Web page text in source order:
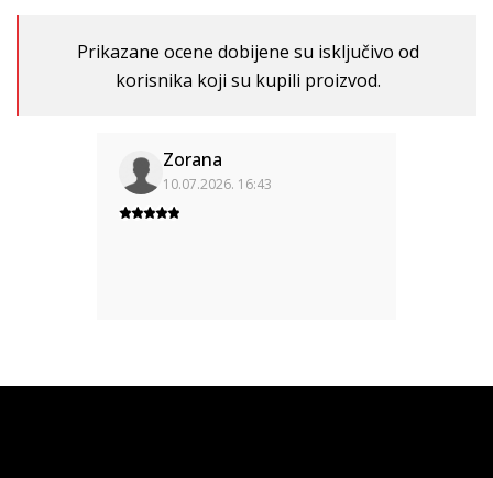
Prikazane ocene dobijene su isključivo od
korisnika koji su kupili proizvod.
Zorana
10.07.2026. 16:43